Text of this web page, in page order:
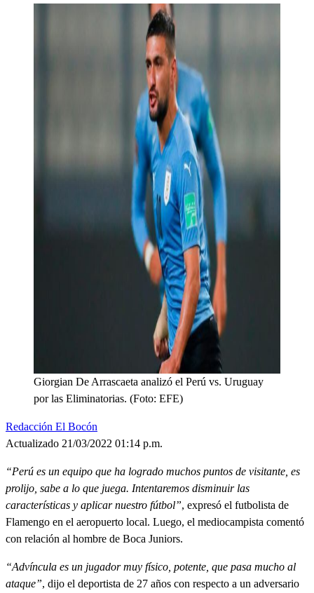
Giorgian De Arrascaeta analizó el Perú vs. Uruguay
por las Eliminatorias. (Foto: EFE)
Redacción El Bocón
Actualizado 21/03/2022 01:14 p.m.
“Perú es un equipo que ha logrado muchos puntos de visitante, es
prolijo, sabe a lo que juega. Intentaremos disminuir las
características y aplicar nuestro fútbol”, expresó el futbolista de
Flamengo en el aeropuerto local. Luego, el mediocampista comentó
con relación al hombre de Boca Juniors.
“Advíncula es un jugador muy físico, potente, que pasa mucho al
ataque”, dijo el deportista de 27 años con respecto a un adversario